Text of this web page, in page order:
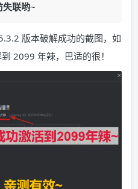
失联哟~
版本破解成功的截图，如
2099 年辣，巴适的很！